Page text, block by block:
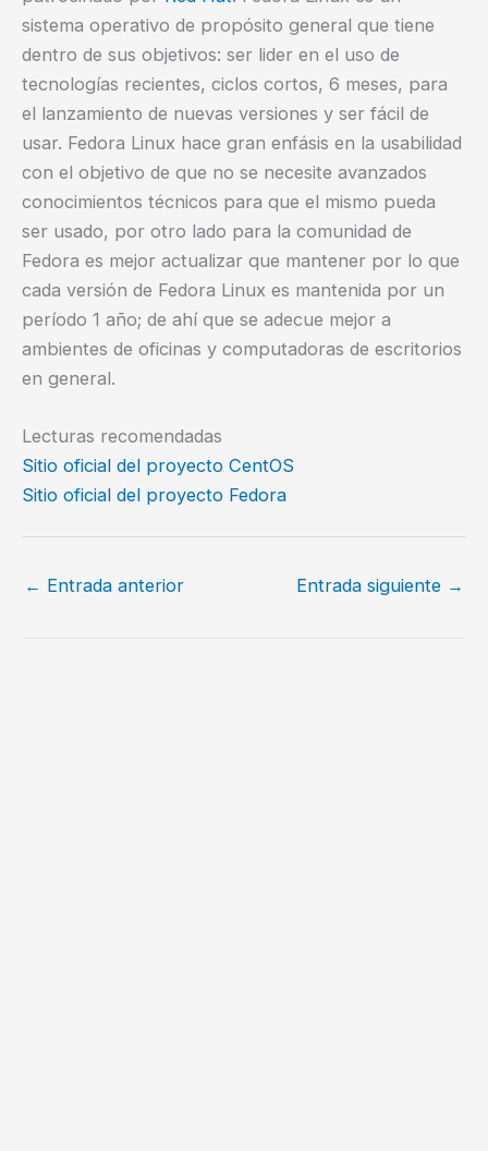
sistema operativo de propósito general que tiene
dentro de sus objetivos: ser lider en el uso de
tecnologías recientes, ciclos cortos, 6 meses, para
el lanzamiento de nuevas versiones y ser fácil de
usar. Fedora Linux hace gran enfásis en la usabilidad
con el objetivo de que no se necesite avanzados
conocimientos técnicos para que el mismo pueda
ser usado, por otro lado para la comunidad de
Fedora es mejor actualizar que mantener por lo que
cada versión de Fedora Linux es mantenida por un
período 1 año; de ahí que se adecue mejor a
ambientes de oficinas y computadoras de escritorios
en general.
Lecturas recomendadas
Sitio oficial del proyecto CentOS
Sitio oficial del proyecto Fedora
← Entrada anterior Entrada siguiente →